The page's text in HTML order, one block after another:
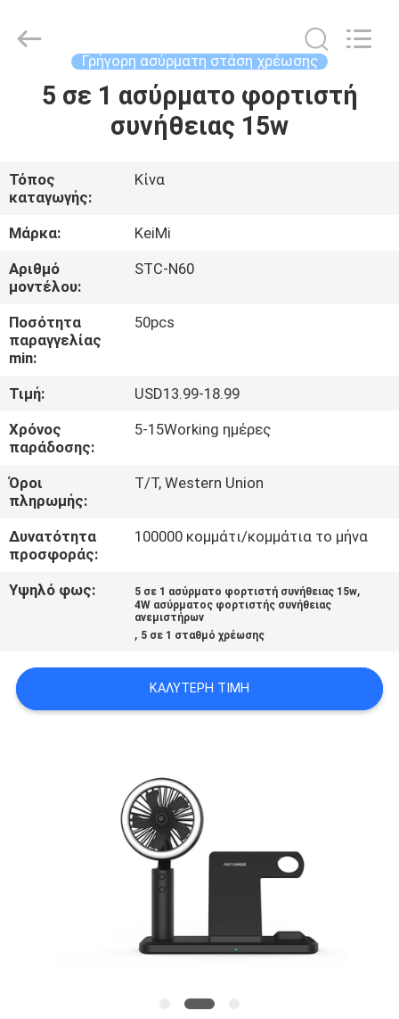
ΣΠΊΤΙ
ΠΕΡΊΠΟΥ
ΕΜΕΊΣ
ΓΎΡΟΣ
ΕΡΓΟΣΤΑΣΊΩΝ
ΠΟΙΟΤΙΚΌΣ
ΜΑΣ
ΕΛΆΤΕ
ΣΕ
ΕΠΑΦΉ
ΜΕ
ΈΝΑ
ΑΠΌΣΠΑΣΜΑ
Γρήγορη ασύρματη στάση χρέωσης
5 σε 1 ασύρματο φορτιστή
συνήθειας 15w
Τόπος
καταγωγής:
Κίνα
Μάρκα:
KeiMi
Αριθμό
μοντέλου:
STC-N60
Ποσότητα
παραγγελίας
min:
50pcs
Τιμή:
USD13.99-18.99
Χρόνος
παράδοσης:
5-15Working ημέρες
Όροι
πληρωμής:
T/T, Western Union
Δυνατότητα
προσφοράς:
100000 κομμάτι/κομμάτια το μήνα
Υψηλό φως: 5 σε 1 ασύρματο φορτιστή συνήθειας 15w,
4W ασύρματος φορτιστής συνήθειας
ανεμιστήρων
, 5 σε 1 σταθμό χρέωσης
ΚΑΛΎΤΕΡΗ ΤΙΜΉ